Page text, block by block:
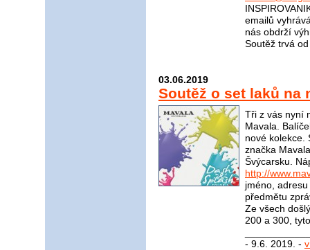
emailů
nás obdrží
Soutěž trvá
03.06.2019
Soutěž o set laků na
Tři z vás nyní
Mavala.
nové kolekce.
značka
Švýcarsku.
http://
jméno,
předmětu
Ze všech
200 a 300,
- 9.6. 2019. -